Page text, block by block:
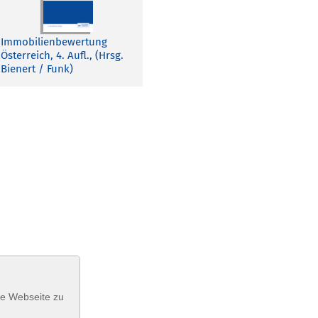
Immobilienbewertung
Österreich, 4. Aufl., (Hrsg.
Bienert / Funk)
Webseite zu